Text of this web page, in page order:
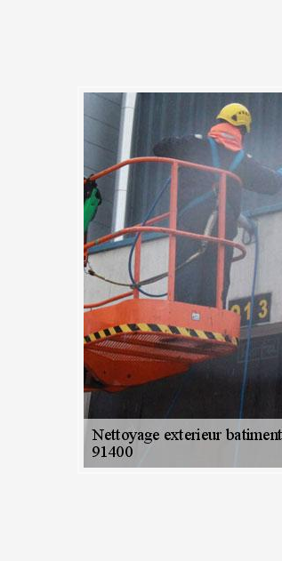
pour des travaux de
industriels à
de votre chantier
en nettoyage extérieur de bâtiment
les plus adaptées. Avant chaque
Après un bon bilan, nous serons en
le matériau à travailler. Les compétences
de vous offrir le nec le plus ultra en
91 pour plus d'informations ou pour un